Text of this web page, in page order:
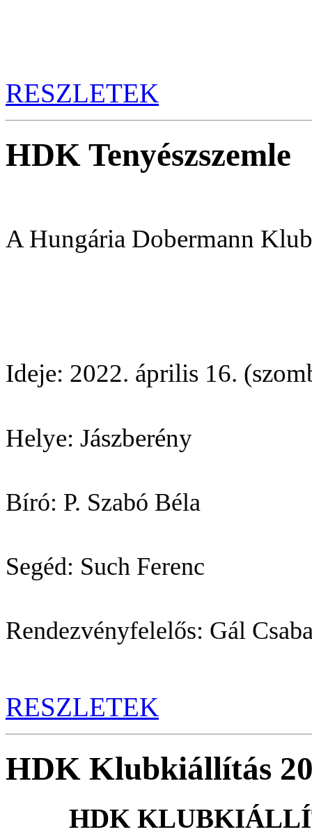
RESZLETEK
HDK Tenyészszemle
A Hungária Dobermann
Ideje: 2022. április 16.
Helye: Jászberény
Bíró: P. Szabó Béla
Segéd: Such Ferenc
Rendezvényfelelős: Gál
RESZLETEK
HDK Klubkiállítás
HDK